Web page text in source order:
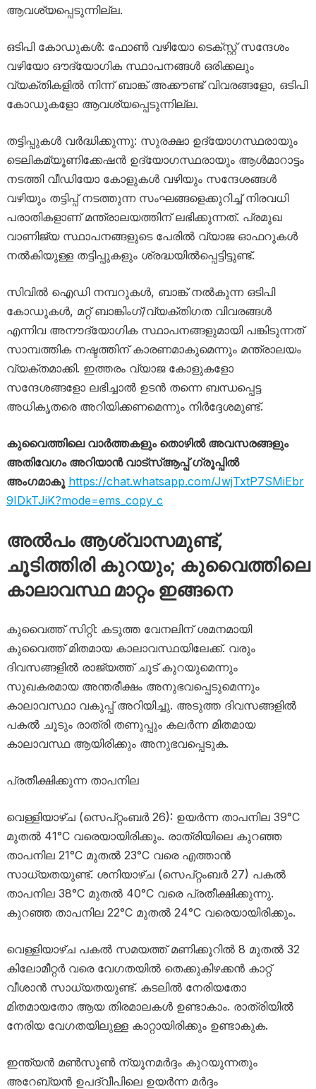
ആവശ്യപ്പെടുന്നില്ല.
ഒടിപി കോഡുകൾ: ഫോൺ വഴിയോ ടെക്സ്റ്റ് സന്ദേശം
വഴിയോ ഔദ്യോഗിക സ്ഥാപനങ്ങൾ ഒരിക്കലും
വ്യക്തികളിൽ നിന്ന് ബാങ്ക് അക്കൗണ്ട് വിവരങ്ങളോ, ഒടിപി
കോഡുകളോ ആവശ്യപ്പെടുന്നില്ല.
തട്ടിപ്പുകൾ വർദ്ധിക്കുന്നു: സുരക്ഷാ ഉദ്യോഗസ്ഥരായും
ടെലികമ്യൂണിക്കേഷൻ ഉദ്യോഗസ്ഥരായും ആൾമാറാട്ടം
നടത്തി വീഡിയോ കോളുകൾ വഴിയും സന്ദേശങ്ങൾ
വഴിയും തട്ടിപ്പ് നടത്തുന്ന സംഘങ്ങളെക്കുറിച്ച് നിരവധി
പരാതികളാണ് മന്ത്രാലയത്തിന് ലഭിക്കുന്നത്. പ്രമുഖ
വാണിജ്യ സ്ഥാപനങ്ങളുടെ പേരിൽ വ്യാജ ഓഫറുകൾ
നൽകിയുള്ള തട്ടിപ്പുകളും ശ്രദ്ധയിൽപ്പെട്ടിട്ടുണ്ട്.
സിവിൽ ഐഡി നമ്പറുകൾ, ബാങ്ക് നൽകുന്ന ഒടിപി
കോഡുകൾ, മറ്റ് ബാങ്കിംഗ്/വ്യക്തിഗത വിവരങ്ങൾ
എന്നിവ അനൗദ്യോഗിക സ്ഥാപനങ്ങളുമായി പങ്കിടുന്നത്
സാമ്പത്തിക നഷ്ടത്തിന് കാരണമാകുമെന്നും മന്ത്രാലയം
വ്യക്തമാക്കി. ഇത്തരം വ്യാജ കോളുകളോ
സന്ദേശങ്ങളോ ലഭിച്ചാൽ ഉടൻ തന്നെ ബന്ധപ്പെട്ട
അധികൃതരെ അറിയിക്കണമെന്നും നിർദ്ദേശമുണ്ട്.
കുവൈത്തിലെ വാർത്തകളും തൊഴിൽ അവസരങ്ങളും
അതിവേഗം അറിയാൻ വാട്സ്ആപ്പ് ഗ്രൂപ്പിൽ
അംഗമാകൂ https://chat.whatsapp.com/JwjTxtP7SMiEbr
9IDkTJiK?mode=ems_copy_c
അൽപം ആശ്വാസമുണ്ട്,
ചൂടിത്തിരി കുറയും; കുവൈത്തിലെ
കാലാവസ്ഥ മാറ്റം ഇങ്ങനെ
കുവൈത്ത് സിറ്റി: കടുത്ത വേനലിന് ശമനമായി
കുവൈത്ത് മിതമായ കാലാവസ്ഥയിലേക്ക്. വരും
ദിവസങ്ങളിൽ രാജ്യത്ത് ചൂട് കുറയുമെന്നും
സുഖകരമായ അന്തരീക്ഷം അനുഭവപ്പെടുമെന്നും
കാലാവസ്ഥാ വകുപ്പ് അറിയിച്ചു. അടുത്ത ദിവസങ്ങളിൽ
പകൽ ചൂടും രാത്രി തണുപ്പും കലർന്ന മിതമായ
കാലാവസ്ഥ ആയിരിക്കും അനുഭവപ്പെടുക.
പ്രതീക്ഷിക്കുന്ന താപനില
വെള്ളിയാഴ്ച (സെപ്റ്റംബർ 26): ഉയർന്ന താപനില 39°C
മുതൽ 41°C വരെയായിരിക്കും. രാത്രിയിലെ കുറഞ്ഞ
താപനില 21°C മുതൽ 23°C വരെ എത്താൻ
സാധ്യതയുണ്ട്. ശനിയാഴ്ച (സെപ്റ്റംബർ 27) പകൽ
താപനില 38°C മുതൽ 40°C വരെ പ്രതീക്ഷിക്കുന്നു.
കുറഞ്ഞ താപനില 22°C മുതൽ 24°C വരെയായിരിക്കും.
വെള്ളിയാഴ്ച പകൽ സമയത്ത് മണിക്കൂറിൽ 8 മുതൽ 32
കിലോമീറ്റർ വരെ വേഗതയിൽ തെക്കുകിഴക്കൻ കാറ്റ്
വീശാൻ സാധ്യതയുണ്ട്. കടലിൽ നേരിയതോ
മിതമായതോ ആയ തിരമാലകൾ ഉണ്ടാകാം. രാത്രിയിൽ
നേരിയ വേഗതയിലുള്ള കാറ്റായിരിക്കും ഉണ്ടാകുക.
ഇന്ത്യൻ മൺസൂൺ ന്യൂനമർദ്ദം കുറയുന്നതും
അറേബ്യൻ ഉപദ്വീപിലെ ഉയർന്ന മർദ്ദം